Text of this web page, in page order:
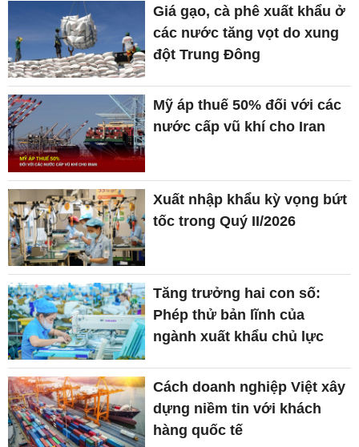
Giá gạo, cà phê xuất khẩu ở
các nước tăng vọt do xung
đột Trung Đông
Mỹ áp thuế 50% đối với các
nước cấp vũ khí cho Iran
Xuất nhập khẩu kỳ vọng bứt
tốc trong Quý II/2026
Tăng trưởng hai con số:
Phép thử bản lĩnh của
ngành xuất khẩu chủ lực
Cách doanh nghiệp Việt xây
dựng niềm tin với khách
hàng quốc tế